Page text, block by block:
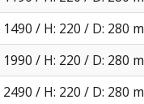
1490 / H: 220 / D: 280
1990 / H: 220 / D: 280
2490 / H: 220 / D: 280